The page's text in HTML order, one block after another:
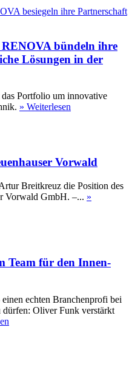
bündeln ihre
Lösungen in der
das Portfolio um innovative
» Weiterlesen
Vorwald
Breitkreuz die Position des
Vorwald GmbH. –... »
Team für den Innen-
echten Branchenprofi bei
dürfen: Oliver Funk verstärkt